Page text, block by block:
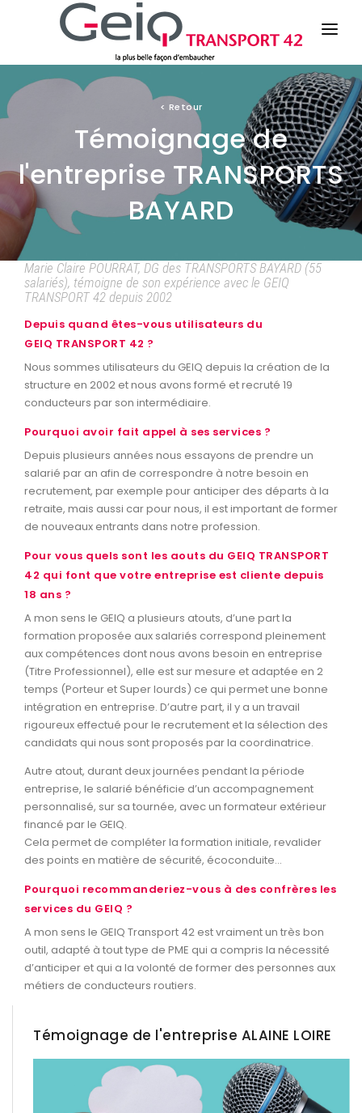
ESPACE CANDIDATS
ESPACE ENTREPRISES
ACTU / EVENEMENTS
< Retour
Témoignage de
l'entreprise TRANSPORTS
BAYARD
Marie Claire POURRAT, DG des TRANSPORTS BAYARD (55
salariés), témoigne de son expérience avec le GEIQ
TRANSPORT 42 depuis 2002
Depuis quand êtes-vous utilisateurs du
GEIQ TRANSPORT 42 ?
Nous sommes utilisateurs du GEIQ depuis la création de la
structure en 2002 et nous avons formé et recruté 19
conducteurs par son intermédiaire.
Pourquoi avoir fait appel à ses services ?
Depuis plusieurs années nous essayons de prendre un
salarié par an afin de correspondre à notre besoin en
recrutement, par exemple pour anticiper des départs à la
retraite, mais aussi car pour nous, il est important de former
de nouveaux entrants dans notre profession.
Pour vous quels sont les aouts du GEIQ TRANSPORT
42 qui font que votre entreprise est cliente depuis
18 ans ?
A mon sens le GEIQ a plusieurs atouts, d’une part la
formation proposée aux salariés correspond pleinement
aux compétences dont nous avons besoin en entreprise
(Titre Professionnel), elle est sur mesure et adaptée en 2
temps (Porteur et Super lourds) ce qui permet une bonne
intégration en entreprise. D’autre part, il y a un travail
rigoureux effectué pour le recrutement et la sélection des
candidats qui nous sont proposés par la coordinatrice.
Autre atout, durant deux journées pendant la période
entreprise, le salarié bénéficie d’un accompagnement
personnalisé, sur sa tournée, avec un formateur extérieur
financé par le GEIQ.
Cela permet de compléter la formation initiale, revalider
des points en matière de sécurité, écoconduite…
Pourquoi recommanderiez-vous à des confrères les
services du GEIQ ?
A mon sens le GEIQ Transport 42 est vraiment un très bon
outil, adapté à tout type de PME qui a compris la nécessité
d’anticiper et qui a la volonté de former des personnes aux
métiers de conducteurs routiers.
Témoignage de l'entreprise ALAINE LOIRE